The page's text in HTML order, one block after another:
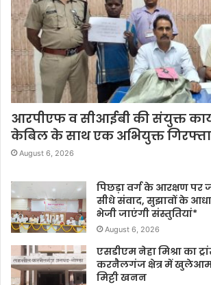
आरपीएफ व सीआईबी की संयुक्त
केबिल के साथ एक अभियुक्त
August 6, 2026
पिछड़ा वर्ग के आरक्षण पर
सीधे संवाद, सुझावों के
भेजी जाएंगी संस्तुतियां*
August 6, 2026
एसडीएम नेहा मिश्रा का
करनैलगंज क्षेत्र में
मिट्टी खनन